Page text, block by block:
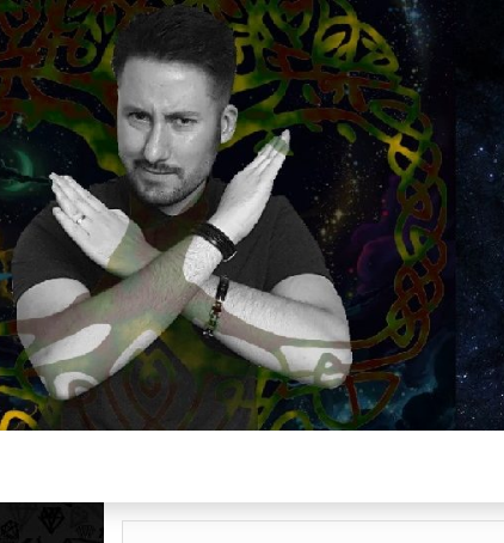
Plus de 2800 critiques de